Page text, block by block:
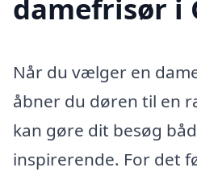
damefrisør i
Når du vælger en
åbner du døren til en
kan gøre dit besøg
inspirerende. For det